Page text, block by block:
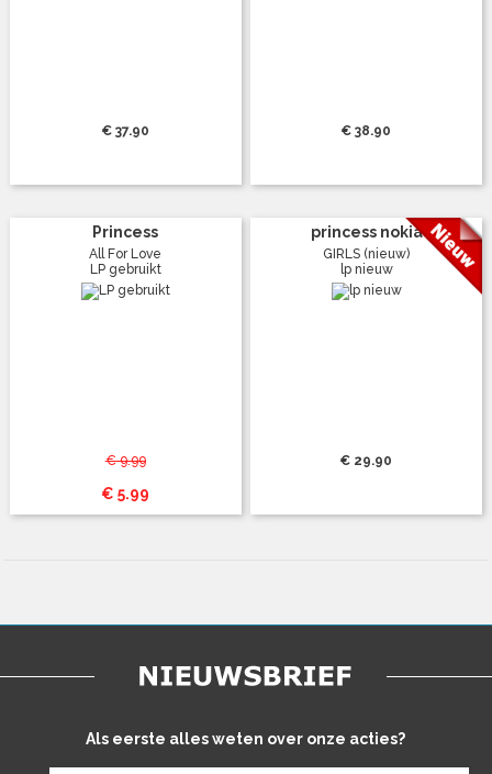
€ 37.90 € 38.90
Princess
All For Love
LP gebruikt
€ 9.99
€ 5.99
princess nokia
GIRLS (nieuw)
lp nieuw
€ 29.90
Als eerste alles weten over onze acties?